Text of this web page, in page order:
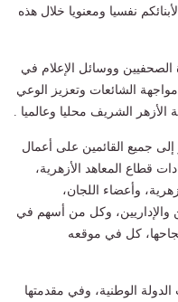
نفسيا ومعنويا خلال هذه
الصحفيين ووسائل الإعلام في
الشائعات وتعزيز الوعي
الأزهر الشريف محليا وعالميا .
جميع القائمين على أعمال
قطاع المعاهد الأزهرية،
وأعضاء اللجان،
والإداريين، وكل من أسهم في
كل في موقعه
الوطنية، وفي مقدمتها